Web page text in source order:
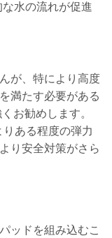
水の流れが促進
が、特により高度
満たす必要がある
お勧めします。
ある程度の弾力
り安全対策がさら
ッドを組み込むこ